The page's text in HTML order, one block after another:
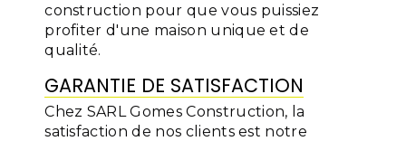
construction pour que vous puissiez
profiter d'une maison unique et de
qualité.
GARANTIE DE SATISFACTION
Chez SARL Gomes Construction, la
satisfaction de nos clients est notre